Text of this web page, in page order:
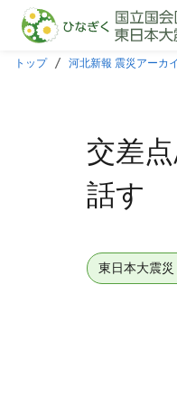
本文に飛ぶ
トップ 河北新報 震災アーカ
交差
話す
東日本大震